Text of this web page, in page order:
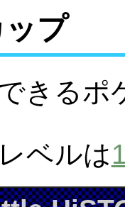
プ
きるポ
ベルは